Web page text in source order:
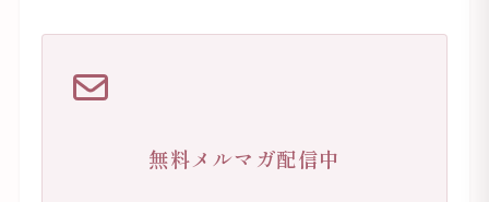
無料メルマガ配信中